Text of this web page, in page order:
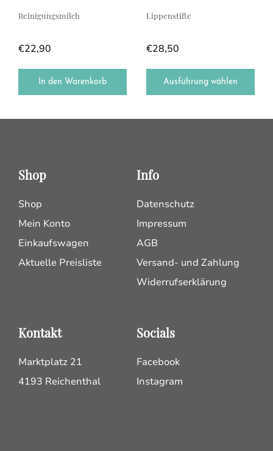
Reinigungsmilch
€22,90
In den Warenkorb
Lippenstifte
€28,50
Ausführung wählen
Shop
Shop
Mein Konto
Einkaufswagen
Aktuelle Preisliste
Info
Datenschutz
Impressum
AGB
Versand- und Zahlung
Widerrufserklärung
Kontakt
Marktplatz 21
4193 Reichenthal
Socials
Facebook
Instagram